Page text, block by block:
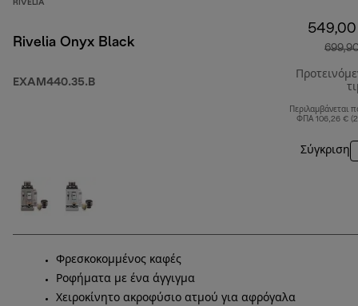
RIVELIA
Rivelia Onyx Black
EXAM440.35.B
Περιλαμβάνεται
ΦΠΑ 106,26 €
Σύγκριση
Φρεσκοκομμένος καφές
Ροφήματα με ένα άγγιγμα
Χειροκίνητο ακροφύσιο ατμού για αφρόγαλα